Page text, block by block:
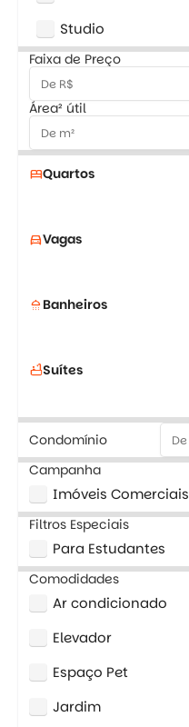
Studio
Faixa de Preço
Área² útil
bedQuartos
directions_carVagas
shower Banheiros
bathtubSuítes
Condomínio
Campanha
Imóveis Comerciais
Filtros Especiais
Para Estudantes
Comodidades
Ar condicionado
Elevador
Espaço Pet
Jardim